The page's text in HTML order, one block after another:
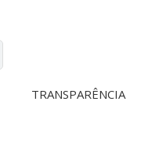
TRANSPARÊNCIA